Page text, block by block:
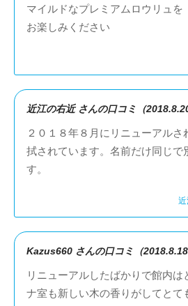
マイルドなプレミアムロウリュを
お楽しみください
近江の右近 さんの口コミ（2018.8.20
２０１８年８月にリニューアルさ
拭されています。名前だけ同じで
す。
近
Kazus660 さんの口コミ（2018.8.18
リニューアルしたばかりで館内は
ナ室も新しい木の香りがしてとて